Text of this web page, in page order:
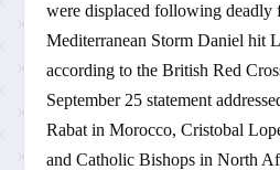
were displaced following deadly
Mediterranean Storm Daniel hit
according to the British Red
September 25 statement
Rabat in Morocco, Cristobal
and Catholic Bishops in North